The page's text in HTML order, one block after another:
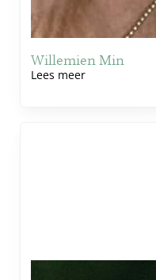
Willemien Min
Lees meer